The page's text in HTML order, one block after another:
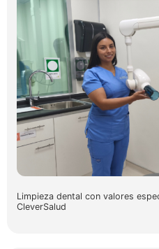
Limpieza dental con valores
CleverSalud